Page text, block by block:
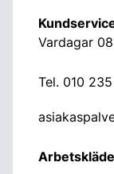
Vardagar
Tel. 010